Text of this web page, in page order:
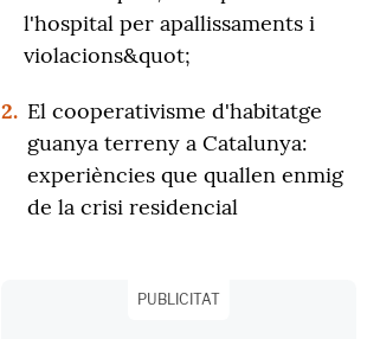
l'hospital per apallissaments i
violacions&quot;
2. El cooperativisme d'habitatge
guanya terreny a Catalunya:
experiències que quallen enmig
de la crisi residencial
PUBLICITAT